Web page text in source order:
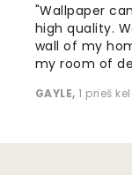
"Wallpaper
high quality.
wall of my
my room of
GAYLE, 1 prieš